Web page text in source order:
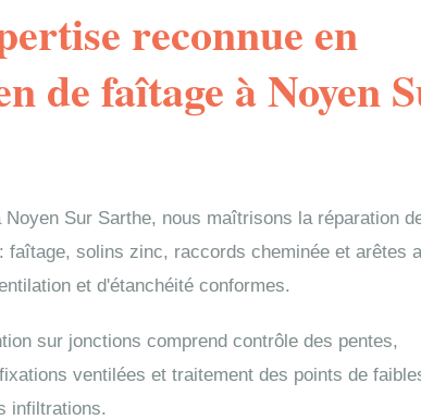
reconnue en
de faîtage à Noyen
Noyen Sur Sarthe, nous maîtrisons la réparation
faîtage, solins zinc, raccords cheminée et arêtes
et d'étanchéité conformes.
sur jonctions comprend contrôle des pentes,
ventilées et traitement des points de
infiltrations.